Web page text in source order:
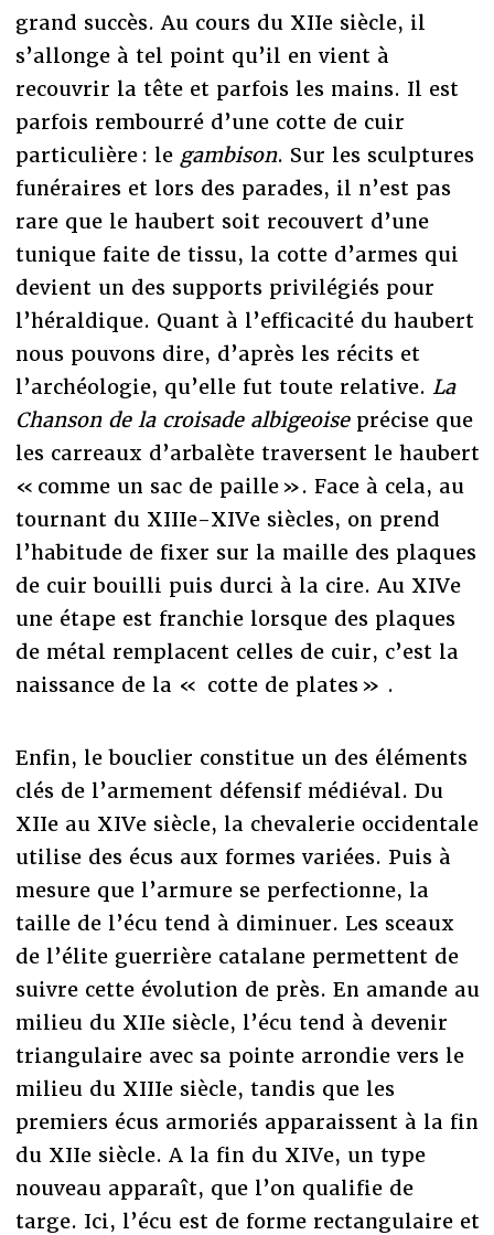
grand succès. Au cours du XIIe siècle, il
s’allonge à tel point qu’il en vient à
recouvrir la tête et parfois les mains. Il est
parfois rembourré d’une cotte de cuir
particulière : le gambison. Sur les sculptures
funéraires et lors des parades, il n’est pas
rare que le haubert soit recouvert d’une
tunique faite de tissu, la cotte d’armes qui
devient un des supports privilégiés pour
l’héraldique. Quant à l’efficacité du haubert
nous pouvons dire, d’après les récits et
l’archéologie, qu’elle fut toute relative. La
Chanson de la croisade albigeoise précise que
les carreaux d’arbalète traversent le haubert
« comme un sac de paille ». Face à cela, au
tournant du XIIIe-XIVe siècles, on prend
l’habitude de fixer sur la maille des plaques
de cuir bouilli puis durci à la cire. Au XIVe
une étape est franchie lorsque des plaques
de métal remplacent celles de cuir, c’est la
naissance de la « cotte de plates » .
Enfin, le bouclier constitue un des éléments
clés de l’armement défensif médiéval. Du
XIIe au XIVe siècle, la chevalerie occidentale
utilise des écus aux formes variées. Puis à
mesure que l’armure se perfectionne, la
taille de l’écu tend à diminuer. Les sceaux
de l’élite guerrière catalane permettent de
suivre cette évolution de près. En amande au
milieu du XIIe siècle, l’écu tend à devenir
triangulaire avec sa pointe arrondie vers le
milieu du XIIIe siècle, tandis que les
premiers écus armoriés apparaissent à la fin
du XIIe siècle. A la fin du XIVe, un type
nouveau apparaît, que l’on qualifie de
targe. Ici, l’écu est de forme rectangulaire et